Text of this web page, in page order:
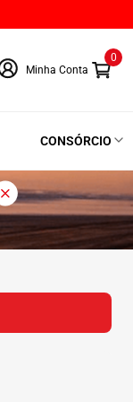
0
CONSÓRCIO